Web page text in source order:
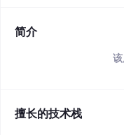
简介
擅长的技术栈